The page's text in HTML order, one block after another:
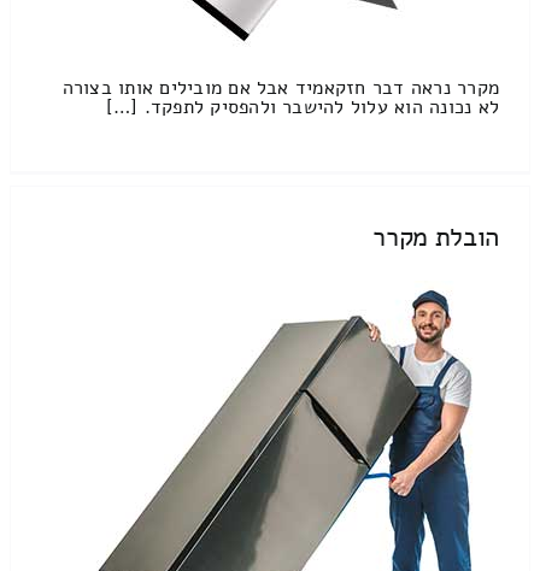
מקרר נראה דבר חזקאמיד אבל אם מובילים אותו בצורה
לא נכונה הוא עלול להישבר ולהפסיק לתפקד. […]
הובלת מקרר